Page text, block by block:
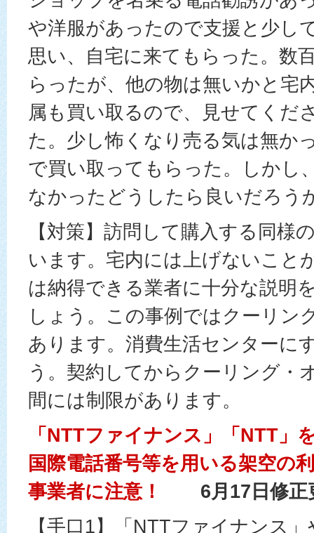
や洋服があったので支援と少し
思い、自宅に来てもらった。数
らったが、他の物は無いかと宅
属も買い取るので、見せてくだ
た。少し怖くなり売る気は無か
で買い取ってもらった。しかし
なかったどうしたら良いだろう
【対策】訪問して購入する同様
います。宅内には上げないこと
は納得できる業者に十分な説明
しょう。この事例ではクーリン
あります。消費生活センターに
う。契約してからクーリング・
間には制限があります。
「NTTファイナンス」「NTT」
国際電話番号等を用いる架空の
事業者に注意！
6月17日修正
【手口1】「NTTファイナンス